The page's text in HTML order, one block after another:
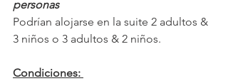
personas
Podrían alojarse en la suite 2 adultos &
3 niños o 3 adultos & 2 niños.
Condiciones: